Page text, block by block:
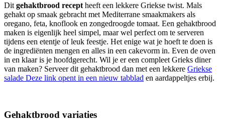
Dit gehaktbrood recept heeft een lekkere Griekse twist. Mals
gehakt op smaak gebracht met Mediterrane smaakmakers als
oregano, feta, knoflook en zongedroogde tomaat. Een gehaktbrood
maken is eigenlijk heel simpel, maar wel perfect om te serveren
tijdens een etentje of leuk feestje. Het enige wat je hoeft te doen is
de ingrediënten mengen en alles in een cakevorm in. Even de oven
in en klaar is je hoofdgerecht. Wil je er een compleet Grieks diner
van maken? Serveer dit gehaktbrood dan met een lekkere Griekse
salade Deze link opent in een nieuw tabblad en aardappeltjes erbij.
Gehaktbrood variaties